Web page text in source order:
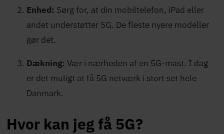
Enhed: Sørg for, at din mobiltelefon, iPad eller
andet understøtter 5G. De fleste nyere modeller
gør det.
Dækning: Vær i nærheden af en 5G-mast. I dag
er det muligt at få 5G netværk i stort set hele
Danmark.
Hvor kan jeg få 5G?